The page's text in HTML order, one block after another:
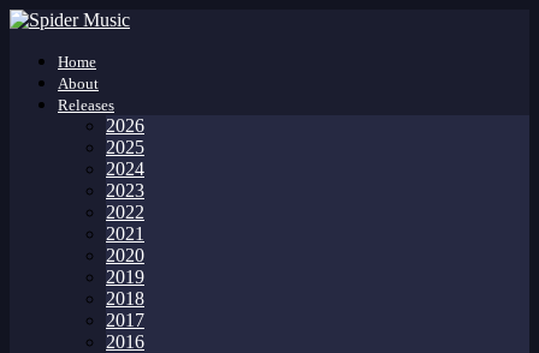
Home
About
Releases
2026
2025
2024
2023
2022
2021
2020
2019
2018
2017
2016